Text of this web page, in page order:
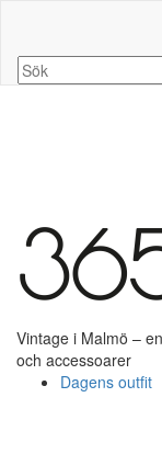
Vintage i Malmö –
och accessoarer
Dagens outfit